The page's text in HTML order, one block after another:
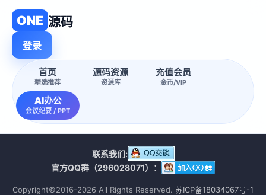
ONE 源码
首页
精选推荐
源码资源
资源库
充值会员
金币/VIP
AI办公
会议纪要 / PPT
登录
联系我们:
官方QQ群（296028071）：
Copyright©2016-2026 All Rights Reserved. 苏ICP备18034067号-1